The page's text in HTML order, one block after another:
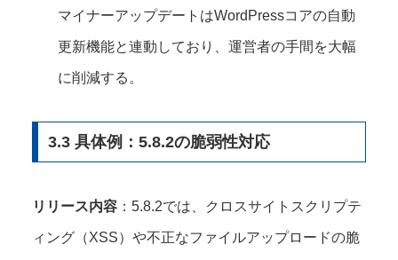
マイナーアップデートはWordPressコアの自動
更新機能と連動しており、運営者の手間を大幅
に削減する。
3.3 具体例：5.8.2の脆弱性対応
リリース内容 ：5.8.2では、クロスサイトスクリプテ
ィング（XSS）や不正なファイルアップロードの脆